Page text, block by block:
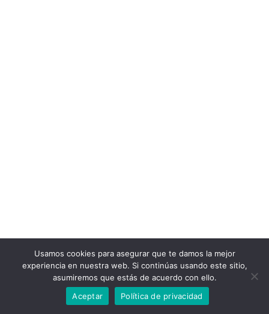
© 2022 Bizitza
Usamos cookies para asegurar que te damos la mejor
experiencia en nuestra web. Si continúas usando este sitio,
asumiremos que estás de acuerdo con ello.
Aceptar
Política de privacidad